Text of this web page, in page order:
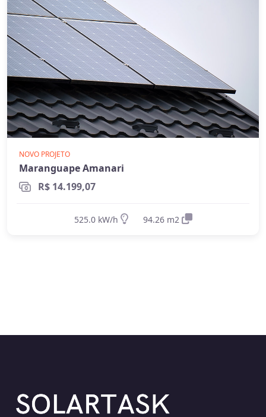
guiason-grid e Fio B (2026)
híbridaeoff-grid.
NOVO PROJETO
Maranguape Amanari
R$ 14.199,07
525.0 kW/h 94.26 m2